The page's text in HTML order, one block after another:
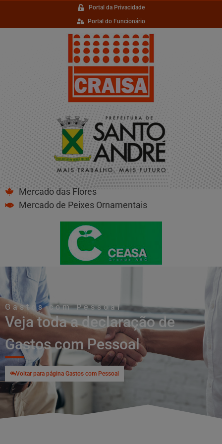
Portal da Privacidade
Portal do Funcionário
Mercado das Flores
Mercado de Peixes Ornamentais
Gastos com Pessoal
Veja toda a declaração de
Gastos com Pessoal
Voltar para página Gastos com Pessoal